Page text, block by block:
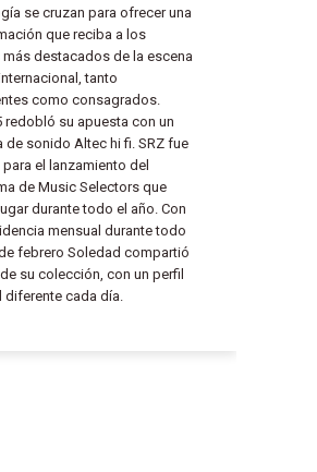
se cruzan para ofrecer una
que reciba a los
más destacados de la escena
tanto
como consagrados.
redobló su apuesta con un
de sonido Altec hi fi. SRZ fue
el lanzamiento del
de Music Selectors que
durante todo el año. Con
mensual durante todo
febrero Soledad compartió
su colección, con un perfil
diferente cada día.